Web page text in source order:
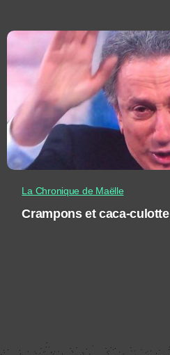
La Chronique de Maëlle
Crampons et caca-culotte